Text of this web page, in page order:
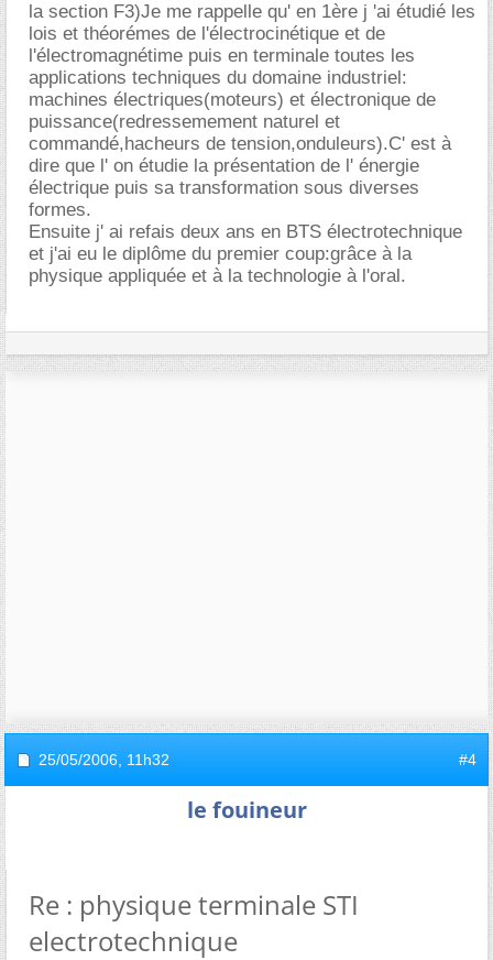
la section F3)Je me rappelle qu' en 1ère j 'ai étudié les
lois et théorémes de l'électrocinétique et de
l'électromagnétime puis en terminale toutes les
applications techniques du domaine industriel:
machines électriques(moteurs) et électronique de
puissance(redressemement naturel et
commandé,hacheurs de tension,onduleurs).C' est à
dire que l' on étudie la présentation de l' énergie
électrique puis sa transformation sous diverses
formes.
Ensuite j' ai refais deux ans en BTS électrotechnique
et j'ai eu le diplôme du premier coup:grâce à la
physique appliquée et à la technologie à l'oral.
25/05/2006, 11h32 #4
le fouineur
Re : physique terminale STI
electrotechnique